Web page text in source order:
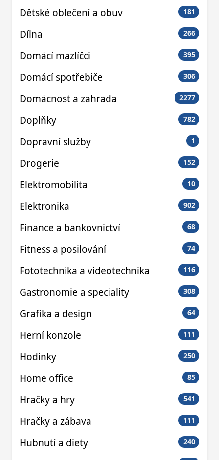
Dětské oblečení a obuv 181
Dílna 266
Domácí mazlíčci 395
Domácí spotřebiče 306
Domácnost a zahrada 2277
Doplňky 782
Dopravní služby 1
Drogerie 152
Elektromobilita 10
Elektronika 902
Finance a bankovnictví 68
Fitness a posilování 74
Fototechnika a videotechnika 116
Gastronomie a speciality 308
Grafika a design 64
Herní konzole 111
Hodinky 250
Home office 85
Hračky a hry 541
Hračky a zábava 111
Hubnutí a diety 240